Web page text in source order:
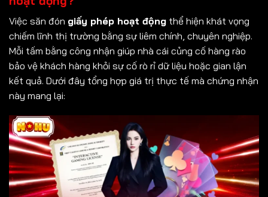
Việc săn đón giấy phép hoạt động thể hiện khát vọng
chiếm lĩnh thị trường bằng sự liêm chính, chuyên nghiệp.
Mỗi tấm bằng công nhận giúp nhà cái củng cố hàng rào
bảo vệ khách hàng khỏi sự cố rò rỉ dữ liệu hoặc gian lận
kết quả. Dưới đây tổng hợp giá trị thực tế mà chứng nhận
này mang lại: